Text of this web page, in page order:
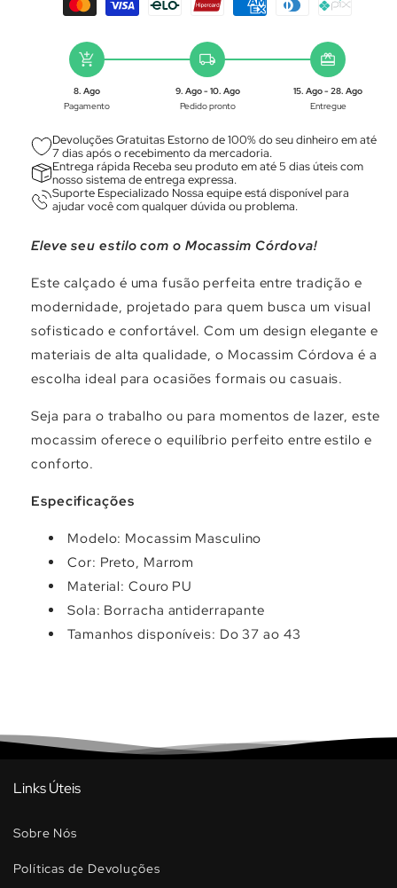
add_shopping_cart
8. Ago
Pagamento
local_shipping
9. Ago - 10. Ago
Pedido pronto
redeem
15. Ago - 28. Ago
Entregue
Devoluções Gratuitas Estorno de 100% do seu dinheiro em até
7 dias após o recebimento da mercadoria.
Entrega rápida Receba seu produto em até 5 dias úteis com
nosso sistema de entrega expressa.
Suporte Especializado Nossa equipe está disponível para
ajudar você com qualquer dúvida ou problema.
Eleve seu estilo com o Mocassim Córdova!
Este calçado é uma fusão perfeita entre tradição e
modernidade, projetado para quem busca um visual
sofisticado e confortável. Com um design elegante e
materiais de alta qualidade, o Mocassim Córdova é a
escolha ideal para ocasiões formais ou casuais.
Seja para o trabalho ou para momentos de lazer, este
mocassim oferece o equilíbrio perfeito entre estilo e
conforto.
Especificações
Modelo: Mocassim Masculino
Cor: Preto, Marrom
Material: Couro PU
Sola: Borracha antiderrapante
Tamanhos disponíveis: Do 37 ao 43
Links Úteis
Sobre Nós
Políticas de Devoluções